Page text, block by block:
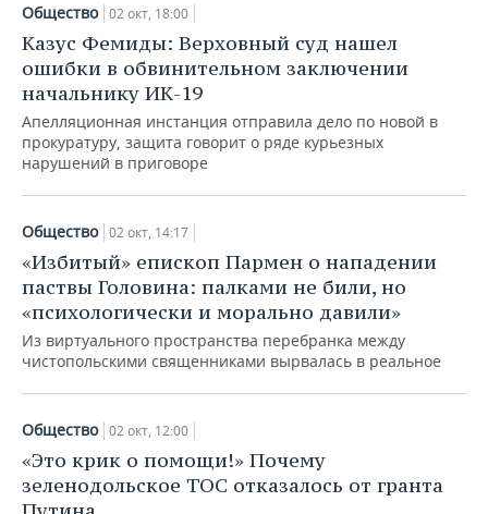
Общество 02 окт, 18:00
Казус Фемиды: Верховный суд нашел
ошибки в обвинительном заключении
начальнику ИК-19
Апелляционная инстанция отправила дело по новой в
прокуратуру, защита говорит о ряде курьезных
нарушений в приговоре
Общество 02 окт, 14:17
«Избитый» епископ Пармен о нападении
паствы Головина: палками не били, но
«психологически и морально давили»
Из виртуального пространства перебранка между
чистопольскими священниками вырвалась в реальное
Общество 02 окт, 12:00
«Это крик о помощи!» Почему
зеленодольское ТОС отказалось от гранта